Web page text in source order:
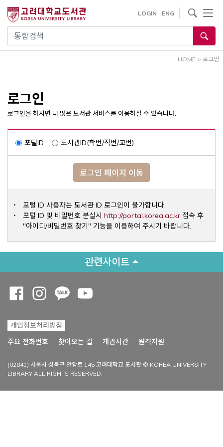
건
통합검색
LOGIN ENG
사이트내 검색
HOME > 로그인
로그인
로그인을 하시면 더 많은 도서관 서비스를 이용하실 수 있습니다.
포털ID 도서관ID(학번/직번/교번)
로그인 페이지 이동
포털 ID 사용자는 도서관 ID 로그인이 불가합니다.
포털 ID 및 비밀번호 분실시 http://portal.korea.ac.krOpens a
접속 후
"아이디/비밀번호 찾기" 기능을 이용하여 주시기 바랍니다.
관련사이트
개인정보처리방침
주요 전화번호
찾아오는 길 개관시간 원격지원
(02841) 서울시 성북구 안암로 145 고려대학교 도서관 © KOREA UNIVERSITY
LIBRARY ALL RIGHTS RESERVED.
Opens a new window
Opens a new window
Opens a new window